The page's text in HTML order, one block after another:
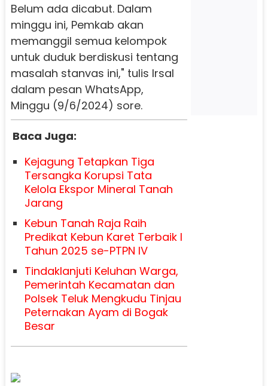
Belum ada dicabut. Dalam
minggu ini, Pemkab akan
memanggil semua kelompok
untuk duduk berdiskusi tentang
masalah stanvas ini," tulis Irsal
dalam pesan WhatsApp,
Minggu (9/6/2024) sore.
Baca Juga:
Kejagung Tetapkan Tiga
Tersangka Korupsi Tata
Kelola Ekspor Mineral Tanah
Jarang
Kebun Tanah Raja Raih
Predikat Kebun Karet Terbaik I
Tahun 2025 se-PTPN IV
Tindaklanjuti Keluhan Warga,
Pemerintah Kecamatan dan
Polsek Teluk Mengkudu Tinjau
Peternakan Ayam di Bogak
Besar